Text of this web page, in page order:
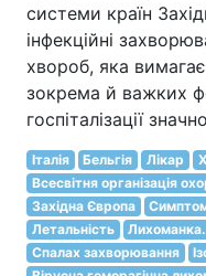
системи країн
інфекційні
хвороб, яка
зокрема й важких
госпіталізації
Італія Бельгія Лікар
Всесвітня організація
Західна Європа
Летальність
Лихоманка.
Спалах захворювання